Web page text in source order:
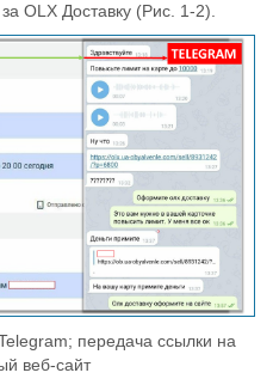
OLX Доставку (Рис. 1-2).
передача ссылки на
веб-сайт